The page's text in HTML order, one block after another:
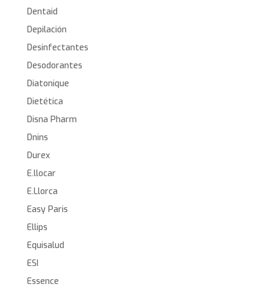
Dentaid
Depilación
Desinfectantes
Desodorantes
Diatonique
Dietética
Disna Pharm
Dnins
Durex
E.llocar
E.Llorca
Easy Paris
Ellips
Equisalud
ESI
Essence